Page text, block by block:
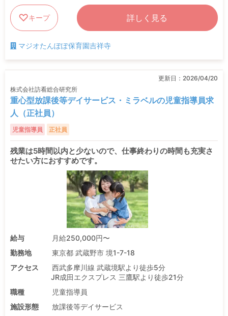
キープ 詳しく見る
マジオたんぽぽ保育園吉祥寺
更新日： 2026/04/20
株式会社訪看総合研究所
重心型放課後等デイサービス・ミラベルの児童指導員求
人（正社員）
児童指導員 正社員
残業は5時間以内と少ないので、仕事終わりの時間も充実さ
せたい方におすすめです。
給与
月給250,000円〜
勤務地
東京都 武蔵野市 境1-7-18
アクセス
西武多摩川線 武蔵境駅より徒歩5分
JR成田エクスプレス 三鷹駅より徒歩21分
職種
児童指導員
施設形態
放課後等デイサービス